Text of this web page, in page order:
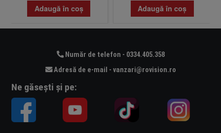
Adaugă în coș Adaugă în coș
Număr de telefon - 0334.405.358
Adresă de e-mail - vanzari@rovision.ro
Ne găsești și pe: